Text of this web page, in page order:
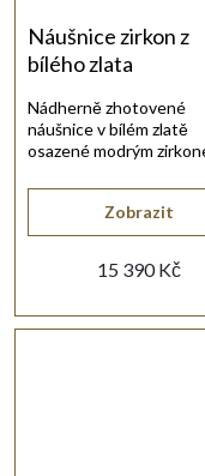
Náušnice zirkon z
bílého zlata
15 390 Kč
Zobrazit
Nádherně zhotovené
náušnice v bílém zlatě
osazené modrým